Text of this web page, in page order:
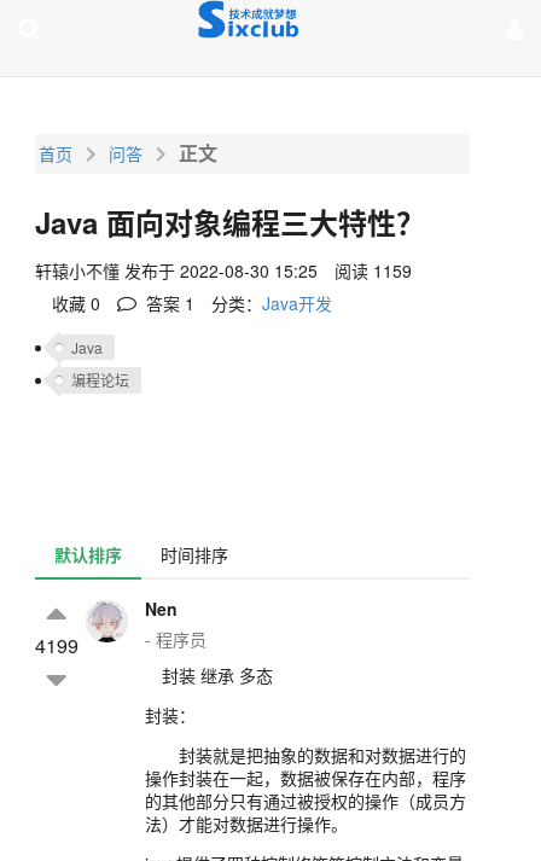
首页 问答 正文
Java 面向对象编程三大特性？
轩辕小不懂 发布于 2022-08-30 15:25
阅读 1159
收藏 0
答案 1 分类：Java开发
Java
编程论坛
默认排序 时间排序
4199
Nen
- 程序员
封装 继承 多态
封装：
封装就是把抽象的数据和对数据进行的
操作封装在一起，数据被保存在内部，程序
的其他部分只有通过被授权的操作（成员方
法）才能对数据进行操作。